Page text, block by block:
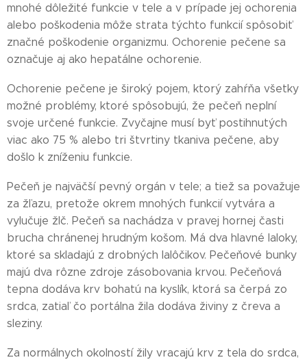
mnohé dôležité funkcie v tele a v prípade jej ochorenia
alebo poškodenia môže strata týchto funkcií spôsobiť
značné poškodenie organizmu. Ochorenie pečene sa
označuje aj ako hepatálne ochorenie.
Ochorenie pečene je široký pojem, ktorý zahŕňa všetky
možné problémy, ktoré spôsobujú, že pečeň neplní
svoje určené funkcie. Zvyčajne musí byť postihnutých
viac ako 75 % alebo tri štvrtiny tkaniva pečene, aby
došlo k zníženiu funkcie.
Pečeň je najväčší pevný orgán v tele; a tiež sa považuje
za žľazu, pretože okrem mnohých funkcií vytvára a
vylučuje žlč. Pečeň sa nachádza v pravej hornej časti
brucha chránenej hrudným košom. Má dva hlavné laloky,
ktoré sa skladajú z drobných lalôčikov. Pečeňové bunky
majú dva rôzne zdroje zásobovania krvou. Pečeňová
tepna dodáva krv bohatú na kyslík, ktorá sa čerpá zo
srdca, zatiaľ čo portálna žila dodáva živiny z čreva a
sleziny.
Za normálnych okolností žily vracajú krv z tela do srdca,